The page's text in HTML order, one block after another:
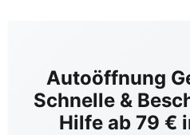
Autoöffnung
Schnelle &
Hilfe ab 79 €